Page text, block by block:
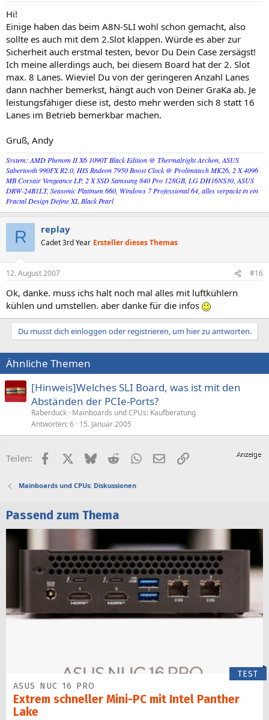
Hi!
Einige haben das beim A8N-SLI wohl schon gemacht, also
sollte es auch mit dem 2.Slot klappen. Würde es aber zur
Sicherheit auch erstmal testen, bevor Du Dein Case zersägst!
Ich meine allerdings auch, bei diesem Board hat der 2. Slot
max. 8 Lanes. Wieviel Du von der geringeren Anzahl Lanes
dann nachher bemerkst, hängt auch von Deiner GraKa ab. Je
leistungsfähiger diese ist, desto mehr werden sich 8 statt 16
Lanes im Betrieb bemerkbar machen.
Gruß, Andy
System: AMD Phenom II X6 1090T Black Edition @ Thermalright Archon, ASUS
Sabertooth 990FX R2.0, HIS Radeon 7950 Boost Clock @ Prolimatech MK26, 2 X 4096
MB Corsair Vengeance LP, 2 X SSD Samsung 840 Pro 128GB, LG DH16NS30, ASUS
DRW-24B1LT, Seasonic Platinum 660, Windows 7 Professional 64, alles verpackt in ein
Fractal Design Define XL Black Pearl
R replay
Cadet 3rd Year Ersteller dieses Themas
12. August 2007 #16
Ok, danke. muss ichs halt noch mal alles mit luftkühlern
kühlen und umstellen. aber danke für die infos
Du musst dich einloggen oder registrieren, um hier zu antworten.
Ähnliche Themen
[Hinweis]Welches SLI Board, was ist mit den
Abständen der PCIe-Ports?
Raberduck Mainboards und CPUs: Kaufberatung
Antworten 6 15. Januar 2005
Teilen: FacebookX (Twitter)
BlueskyRedditWhatsApp
E-MailLink
Mainboards und CPUs: Diskussionen
Passend zum Thema
TEST
ASUS NUC 16 PRO
Extrem schneller Mini-PC mit Intel Panther
Lake